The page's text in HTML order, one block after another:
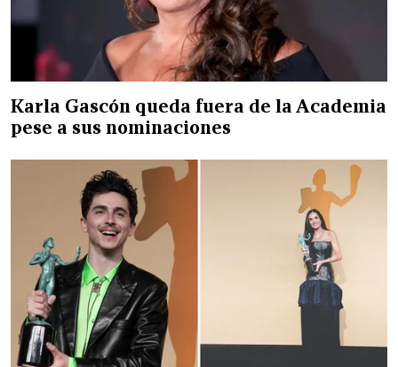
Karla Gascón queda fuera de la Academia
pese a sus nominaciones